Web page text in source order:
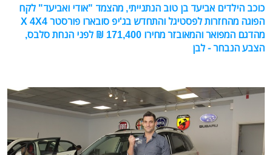
כוכב הילדים אביעד בן טוב הנתנייתי, מהצמד "אודי ואביעד" לקח
הפוגה מהחזרות לפסטיגל והתחדש בג'יפ סובארו פורסטר X 4X4
מהדגם המפואר והמאובזר מחירו 171,400 ₪ לפני הנחת סלבס,
הצבע הנבחר - לבן